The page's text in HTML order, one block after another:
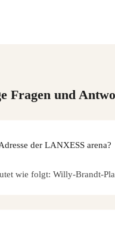
Fragen und
der LANXESS arena?
wie folgt: Willy-Brandt-